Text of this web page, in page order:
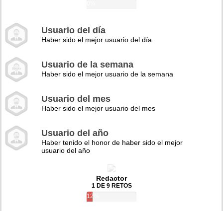
Usuario del día
Haber sido el mejor usuario del día
Usuario de la semana
Haber sido el mejor usuario de la semana
Usuario del mes
Haber sido el mejor usuario del mes
Usuario del año
Haber tenido el honor de haber sido el mejor
usuario del año
Redactor
1 DE 9 RETOS
12%